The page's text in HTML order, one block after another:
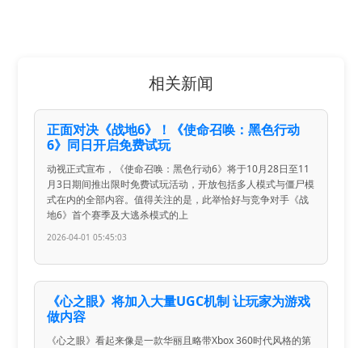
相关新闻
正面对决《战地6》！《使命召唤：黑色行动
6》同日开启免费试玩
动视正式宣布，《使命召唤：黑色行动6》将于10月28日至11
月3日期间推出限时免费试玩活动，开放包括多人模式与僵尸模
式在内的全部内容。值得关注的是，此举恰好与竞争对手《战
地6》首个赛季及大逃杀模式的上
2026-04-01 05:45:03
《心之眼》将加入大量UGC机制 让玩家为游戏
做内容
《心之眼》看起来像是一款华丽且略带Xbox 360时代风格的第